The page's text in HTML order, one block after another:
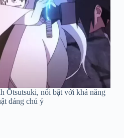
Ōtsutsuki, nổi bật với khả năng
đáng chú ý